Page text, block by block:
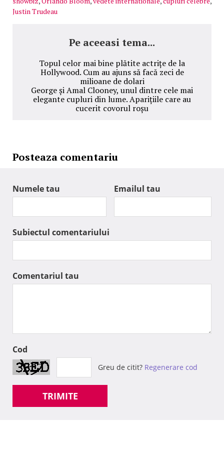
Justin Trudeau
Pe aceeasi tema...
Topul celor mai bine plătite actrițe de la
Hollywood. Cum au ajuns să facă zeci de
milioane de dolari
George și Amal Clooney, unul dintre cele mai
elegante cupluri din lume. Aparițiile care au
cucerit covorul roșu
Posteaza comentariu
Numele tau Emailul tau
Subiectul comentariului
Comentariul tau
Cod
Greu de citit? Regenerare cod
TRIMITE